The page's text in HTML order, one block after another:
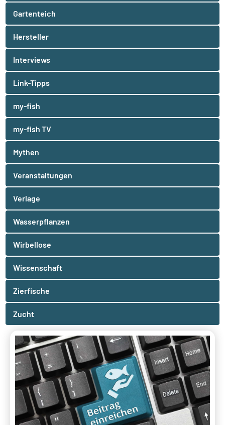
Gartenteich
Hersteller
Interviews
Link-Tipps
my-fish
my-fish TV
Mythen
Veranstaltungen
Verlage
Wasserpflanzen
Wirbellose
Wissenschaft
Zierfische
Zucht